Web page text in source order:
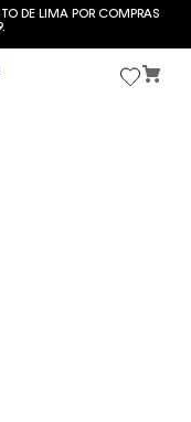
DE LIMA POR COMPRAS